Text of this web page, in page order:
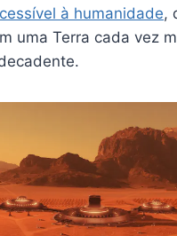
à humanidade,
uma Terra cada vez